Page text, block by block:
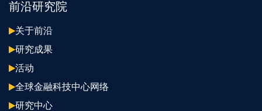
前沿研究院
关于前沿
研究成果
活动
全球金融科技中心网络
研究中心